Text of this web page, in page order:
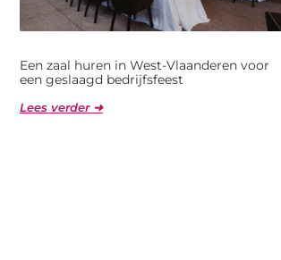
Een zaal huren in West-Vlaanderen voor
een geslaagd bedrijfsfeest
Lees verder ➜